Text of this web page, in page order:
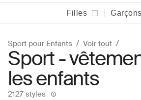
Filles Garçons
Sport pour Enfants Voir tout
Sport -
les enfants
2127 styles